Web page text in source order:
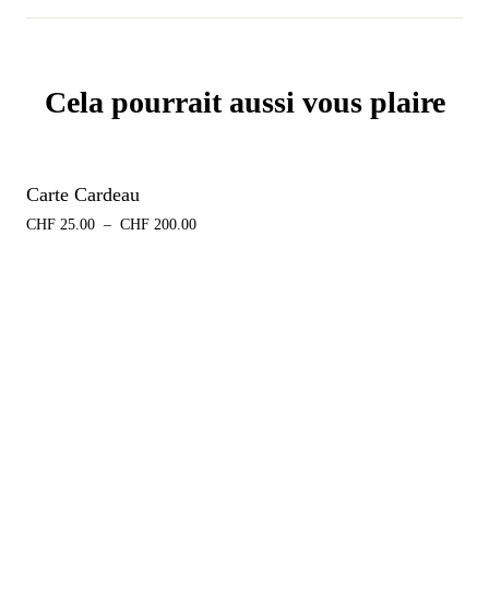
Cela pourrait aussi vous plaire
Carte Cardeau
CHF 25.00 – CHF 200.00